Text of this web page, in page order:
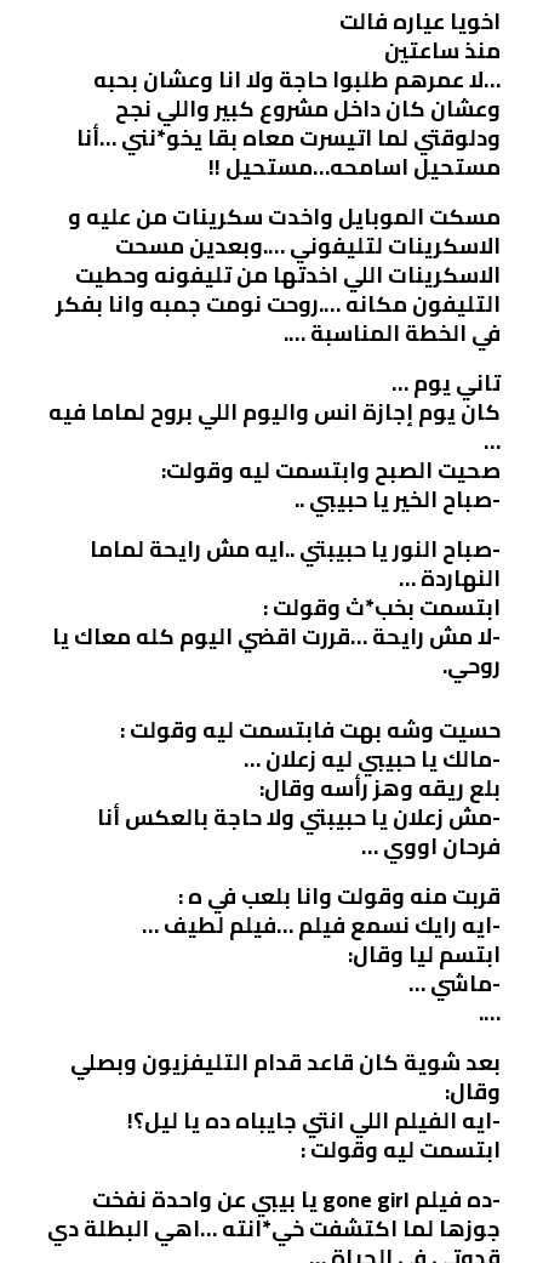
اخويا عياره فالت
منذ ساعتين
…لا عمرهم طلبوا حاجة ولا انا وعشان بحبه
وعشان كان داخل مشروع كبير واللي نجح
ودلوقتي لما اتيسرت معاه بقا يخو*نني …أنا
مستحيل اسامحه…مستحيل !!
مسكت الموبايل واخدت سكرينات من عليه و
الاسكرينات لتليفوني ….وبعدين مسحت
الاسكرينات اللي اخدتها من تليفونه وحطيت
التليفون مكانه ….روحت نومت جمبه وانا بفكر
في الخطة المناسبة ….
تاني يوم …
كان يوم إجازة انس واليوم اللي بروح لماما فيه
…
صحيت الصبح وابتسمت ليه وقولت:
-صباح الخير يا حبيبي ..
-صباح النور يا حبيبتي ..ايه مش رايحة لماما
النهاردة …
ابتسمت بخب*ث وقولت :
-لا مش رايحة …قررت اقضي اليوم كله معاك يا
روحي.
حسيت وشه بهت فابتسمت ليه وقولت :
-مالك يا حبيبي ليه زعلان …
بلع ريقه وهز رأسه وقال:
-مش زعلان يا حبيبتي ولا حاجة بالعكس أنا
فرحان اووي …
قربت منه وقولت وانا بلعب في ه :
-ايه رايك نسمع فيلم …فيلم لطيف …
ابتسم ليا وقال:
-ماشي …
….
بعد شوية كان قاعد قدام التليفزيون وبصلي
وقال:
-ايه الفيلم اللي انتي جايباه ده يا ليل؟!
ابتسمت ليه وقولت :
-ده فيلم gone girl يا بيبي عن واحدة نفخت
جوزها لما اكتشفت خي*انته …اهي البطلة دي